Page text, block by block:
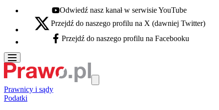
Youtube - otwiera się w nowej karcie
Odwiedź nasz kanał w serwisie YouTube
X - otwiera się w nowej karcie
Przejdź do naszego profilu na X (dawniej Twitter)
Facebook - otwiera się w nowej karcie
Przejdź do naszego profilu na Facebooku
Prawnicy i sądy
Podatki